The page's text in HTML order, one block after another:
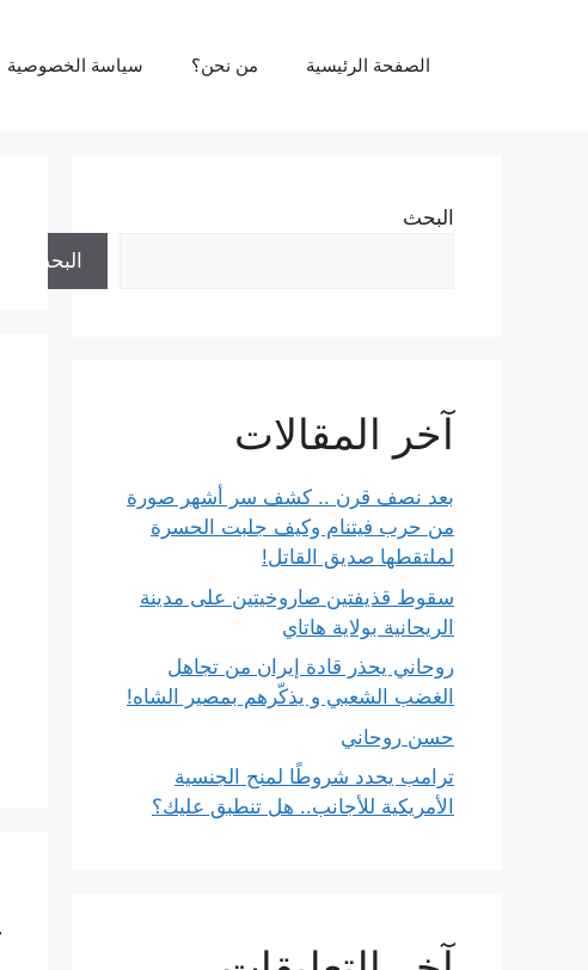
الصفحة الرئيسية من نحن؟ سياسة الخصوصية
البحث
البحث
آخر المقالات
بعد نصف قرن .. كشف سر أشهر صورة
من حرب فيتنام وكيف جلبت الحسرة
لملتقطها صديق القاتل!
سقوط قذيفتين صاروخيتين على مدينة
الريحانية بولاية هاتاي
روحاني يحذر قادة إيران من تجاهل
الغضب الشعبي و يذكّرهم بمصير الشاه!
حسن روحاني
ترامب يحدد شروطًا لمنح الجنسية
الأمريكية للأجانب.. هل تنطبق عليك؟